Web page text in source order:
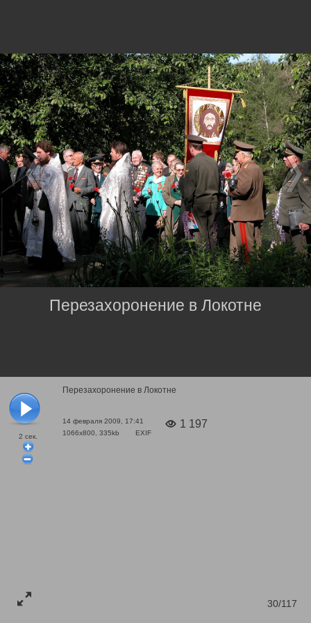
2 сек.
Перезахоронение в Локотне
14 февраля 2009, 17:41
1066x800, 335kb
EXIF
1 197
30/117
Перезахоронение в Локотне